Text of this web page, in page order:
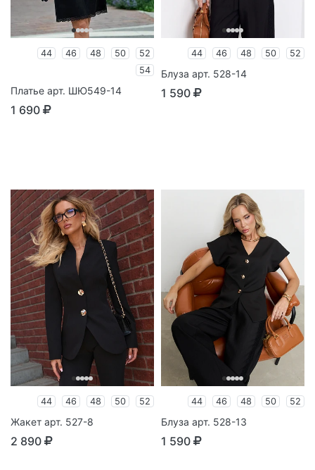
44 46 48 50
52
54
Платье арт. ШЮ549-14
1 690
44 46 48 50 52
Блуза арт. 528-14
1 590
44 46 48 50 52
Жакет арт. 527-8
2 890
44 46 48 50 52
Блуза арт. 528-13
1 590